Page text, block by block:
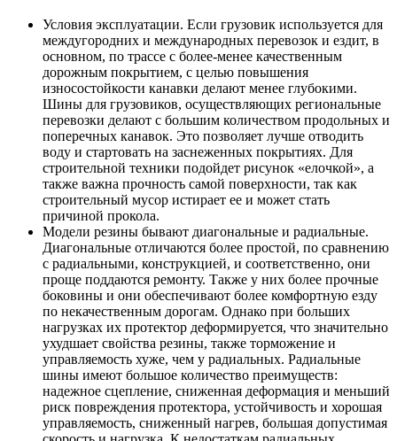
Условия эксплуатации. Если грузовик используется для
междугородних и международных перевозок и ездит, в
основном, по трассе с более-менее качественным
дорожным покрытием, с целью повышения
износостойкости канавки делают менее глубокими.
Шины для грузовиков, осуществляющих региональные
перевозки делают с большим количеством продольных и
поперечных канавок. Это позволяет лучше отводить
воду и стартовать на заснеженных покрытиях. Для
строительной техники подойдет рисунок «елочкой», а
также важна прочность самой поверхности, так как
строительный мусор истирает ее и может стать
причиной прокола.
Модели резины бывают диагональные и радиальные.
Диагональные отличаются более простой, по сравнению
с радиальными, конструкцией, и соответственно, они
проще поддаются ремонту. Также у них более прочные
боковины и они обеспечивают более комфортную езду
по некачественным дорогам. Однако при больших
нагрузках их протектор деформируется, что значительно
ухудшает свойства резины, также торможение и
управляемость хуже, чем у радиальных. Радиальные
шины имеют большое количество преимуществ:
надежное сцепление, сниженная деформация и меньший
риск повреждения протектора, устойчивость и хорошая
управляемость, сниженный нагрев, большая допустимая